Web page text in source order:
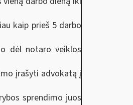
kaip prieš 5 darbo
dėl notaro veiklos
įrašyti advokatą į
sprendimo juos